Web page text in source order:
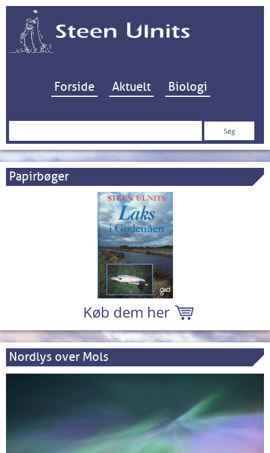
Hop til indhold
Forside Aktuelt Biologi
Søg
Papirbøger
Køb dem her
Nordlys over Mols